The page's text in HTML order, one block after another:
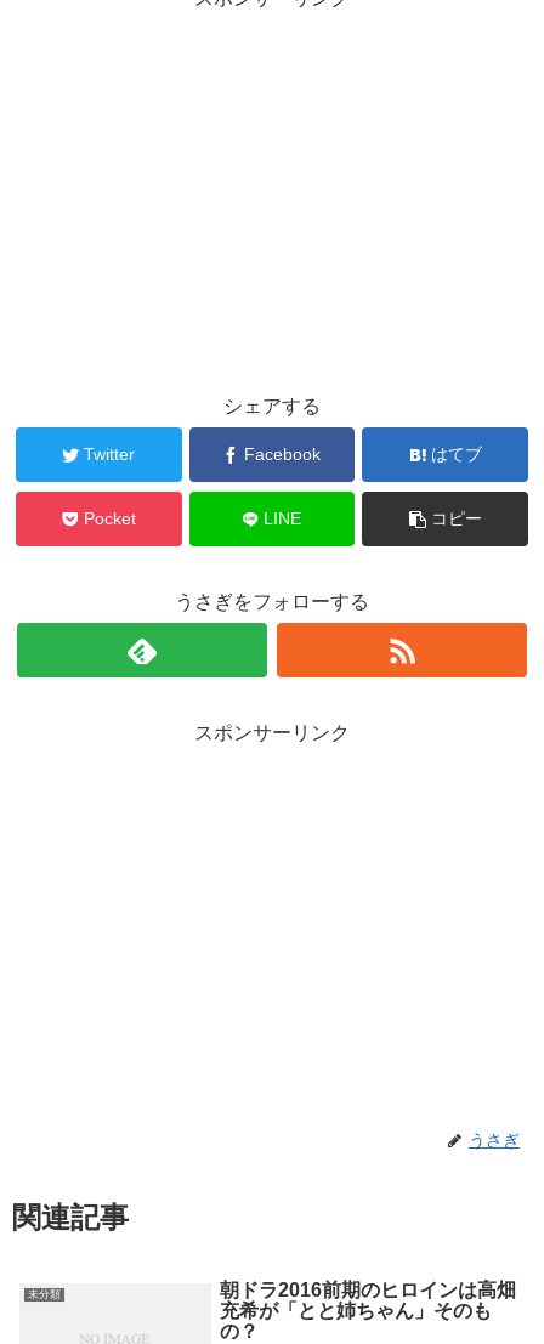
シェアする
Twitter Facebook はてブ
Pocket LINE コピー
うさぎをフォローする
スポンサーリンク
うさぎ
関連記事
未分類
朝ドラ2016前期のヒロインは高畑
充希が「とと姉ちゃん」そのも
の？